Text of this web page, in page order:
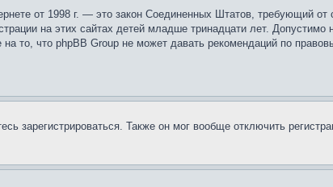
от 1998 г. — это закон Соединенных Штатов, требующий
на этих сайтах детей младше тринадцати лет. Допустимо
то, что phpBB Group не может давать рекомендаций по
зарегистрироваться. Также он мог вообще отключить